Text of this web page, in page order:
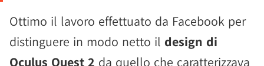
Ottimo il lavoro effettuato da Facebook per
distinguere in modo netto il design di
Oculus Quest 2 da quello che caratterizzava